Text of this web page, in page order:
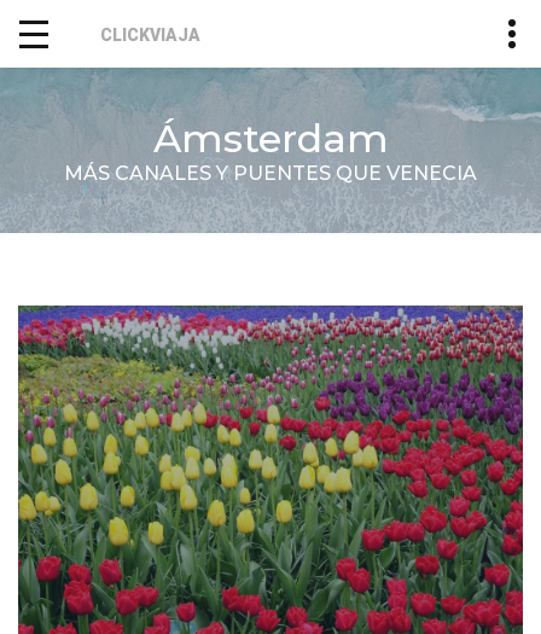
CLICKVIAJA
Ámsterdam
MÁS CANALES Y PUENTES QUE VENECIA